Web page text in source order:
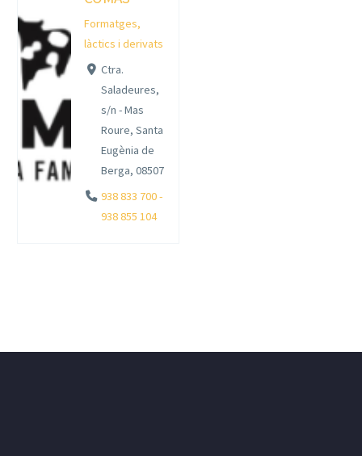
Formatges,
làctics i derivats
Ctra.
Saladeures,
s/n - Mas
Roure, Santa
Eugènia de
Berga, 08507
938 833 700 -
938 855 104